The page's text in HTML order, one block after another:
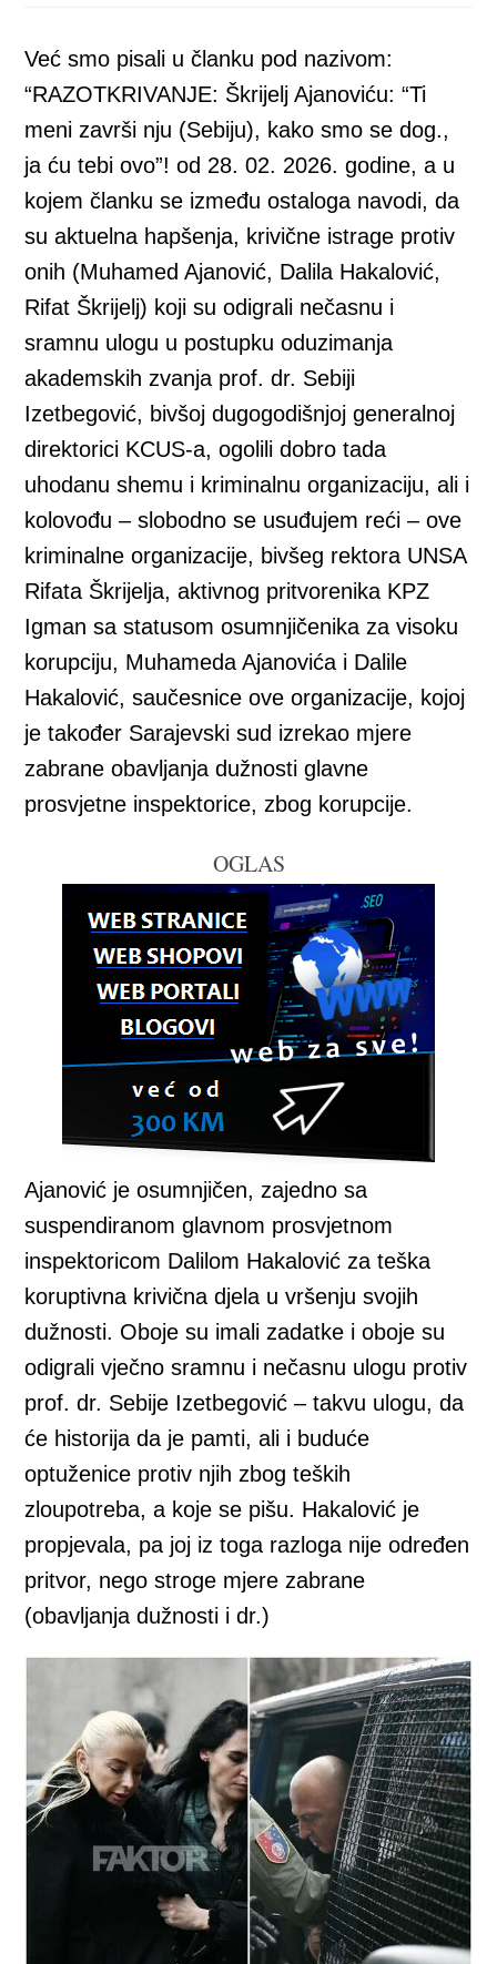
Već smo pisali u članku pod nazivom:
“RAZOTKRIVANJE: Škrijelj Ajanoviću: “Ti
meni završi nju (Sebiju), kako smo se dog.,
ja ću tebi ovo”! od 28. 02. 2026. godine, a u
kojem članku se između ostaloga navodi, da
su aktuelna hapšenja, krivične istrage protiv
onih (Muhamed Ajanović, Dalila Hakalović,
Rifat Škrijelj) koji su odigrali nečasnu i
sramnu ulogu u postupku oduzimanja
akademskih zvanja prof. dr. Sebiji
Izetbegović, bivšoj dugogodišnjoj generalnoj
direktorici KCUS-a, ogolili dobro tada
uhodanu shemu i kriminalnu organizaciju, ali i
kolovođu – slobodno se usuđujem reći – ove
kriminalne organizacije, bivšeg rektora UNSA
Rifata Škrijelja, aktivnog pritvorenika KPZ
Igman sa statusom osumnjičenika za visoku
korupciju, Muhameda Ajanovića i Dalile
Hakalović, saučesnice ove organizacije, kojoj
je također Sarajevski sud izrekao mjere
zabrane obavljanja dužnosti glavne
prosvjetne inspektorice, zbog korupcije.
OGLAS
Ajanović je osumnjičen, zajedno sa
suspendiranom glavnom prosvjetnom
inspektoricom Dalilom Hakalović za teška
koruptivna krivična djela u vršenju svojih
dužnosti. Oboje su imali zadatke i oboje su
odigrali vječno sramnu i nečasnu ulogu protiv
prof. dr. Sebije Izetbegović – takvu ulogu, da
će historija da je pamti, ali i buduće
optuženice protiv njih zbog teških
zloupotreba, a koje se pišu. Hakalović je
propjevala, pa joj iz toga razloga nije određen
pritvor, nego stroge mjere zabrane
(obavljanja dužnosti i dr.)